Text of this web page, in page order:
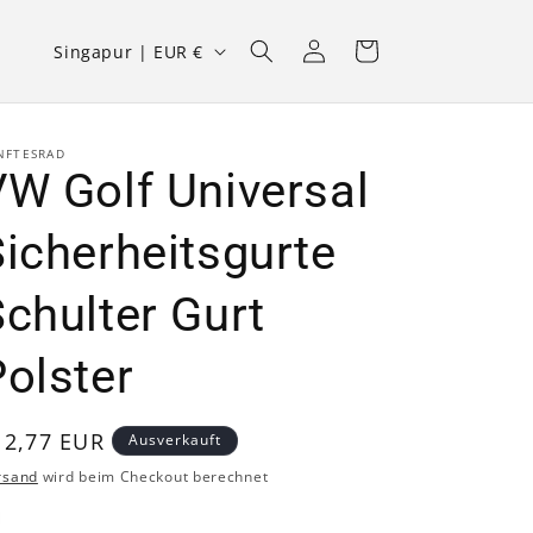
L
d
/
R
e
g
i
o
Singapur | EUR € EinloggenWarenkorb
Golf Universal
Gurt
EUR
Ausverkauft
wird beim Checkout berechnet